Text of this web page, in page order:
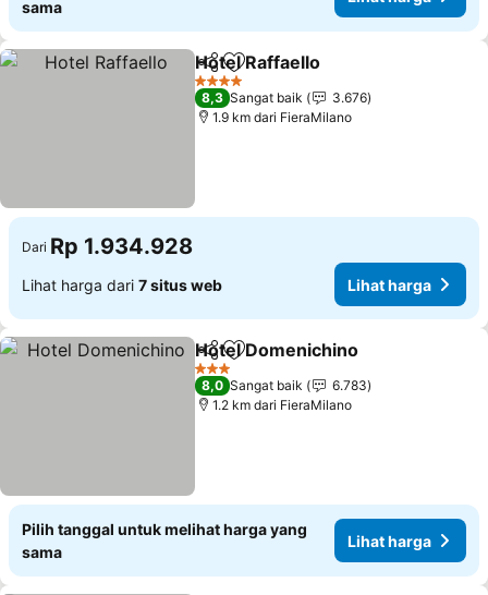
sama
BagikanTambahkan ke favorit
Hotel Raffaello
4 Bintang
8,3 Sangat baik
3.676
1.9 km dari FieraMilano
Dari Rp 1.934.928
Lihat harga dari 7 situs web Lihat harga
BagikanTambahkan ke favorit
Hotel Domenichino
3 Bintang
8,0 Sangat baik
6.783
1.2 km dari FieraMilano
Pilih tanggal untuk melihat harga yang
sama
Lihat harga